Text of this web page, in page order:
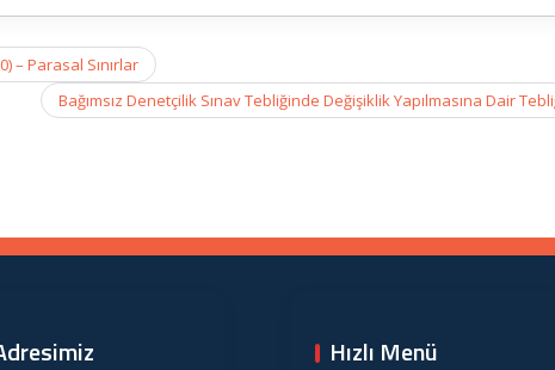
– Parasal Sınırlar
Bağımsız Denetçilik Sınav Tebliğinde Değişiklik Yapılmasına Dair
Hızlı Menü